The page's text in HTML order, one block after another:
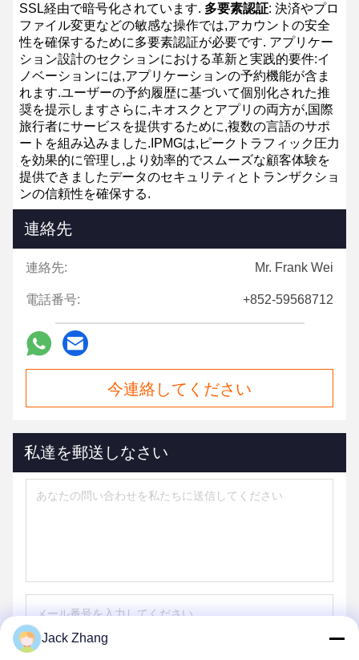
SSL経由で暗号化されています. 多要素認証: 決済やプロ
ファイル変更などの敏感な操作では,アカウントの安全
性を確保するために多要素認証が必要です. アプリケー
ション設計のセクションにおける革新と実践的要件:イ
ノベーションには,アプリケーションの予約機能が含ま
れます.ユーザーの予約履歴に基づいて個別化された推
奨を提示しますさらに,キオスクとアプリの両方が,国際
旅行者にサービスを提供するために,複数の言語のサポ
ートを組み込みました.IPMGは,ピークトラフィック圧力
を効果的に管理し,より効率的でスムーズな顧客体験を
提供できましたデータのセキュリティとトランザクショ
ンの信頼性を確保する.
連絡先
連絡先: Mr. Frank Wei
電話番号: +852-59568712
今連絡してください
私達を郵送しなさい
Jack Zhang